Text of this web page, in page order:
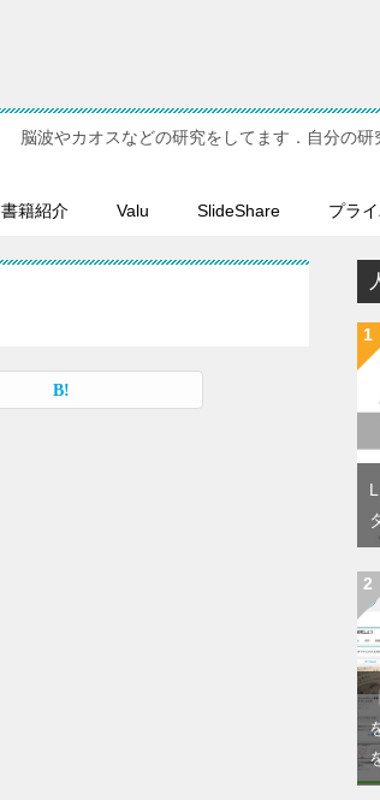
脳波やカオスなどの研究をしてます．自分の
書籍紹介 Valu SlideShare プラ